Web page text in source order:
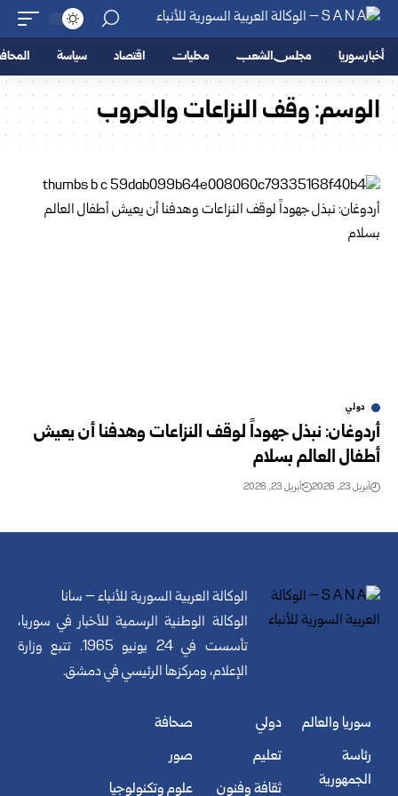
أخبار سوريا مجلس الشعب محليات اقتصاد سياسة
الوسم:وقف النزاعات والحروب
دولي
أردوغان: نبذل جهوداً لوقف النزاعات وهدفنا أن يعيش
أطفال العالم بسلام
أبريل 23, 2026 أبريل 23, 2026
الوكالة العربية السورية للأنباء – سانا
الوكالة الوطنية الرسمية للأخبار في سوريا،
تأسست في 24 يونيو 1965. تتبع وزارة
الإعلام، ومركزها الرئيسي في دمشق.
سوريا والعالم
رئاسة
الجمهورية
دولي
تعليم
ثقافة وفنون
صحافة
صور
علوم وتكنولوجيا